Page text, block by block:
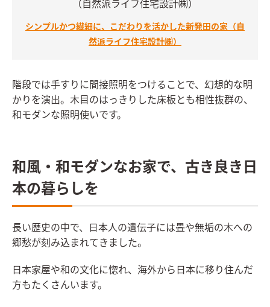
シンプルかつ繊細に、こだわりを活かした新発田の家（自
然派ライフ住宅設計㈱）
階段では手すりに間接照明をつけることで、幻想的な明
かりを演出。木目のはっきりした床板とも相性抜群の、
和モダンな照明使いです。
和風・和モダンなお家で、古き良き日
本の暮らしを
長い歴史の中で、日本人の遺伝子には畳や無垢の木への
郷愁が刻み込まれてきました。
日本家屋や和の文化に惚れ、海外から日本に移り住んだ
方もたくさんいます。